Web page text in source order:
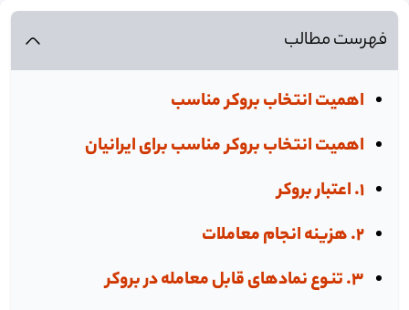
فهرست مطالب
اهمیت انتخاب بروکر مناسب
اهمیت انتخاب بروکر مناسب برای ایرانیان
1. اعتبار بروکر
2. هزینه انجام معاملات
3. تنوع نماد‌های قابل معامله در بروکر